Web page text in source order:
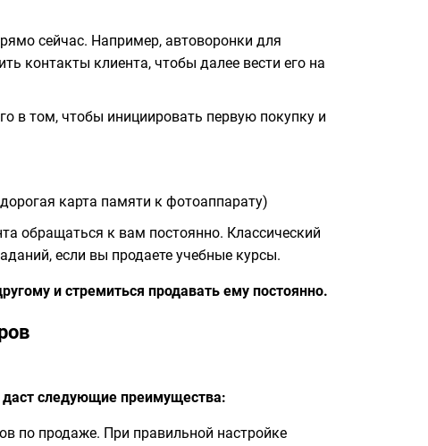
сейчас. Например, автоворонки для
контакты клиента, чтобы далее вести его на
в том, чтобы инициировать первую покупку и
карта памяти к фотоаппарату)
обращаться к вам постоянно. Классический
если вы продаете учебные курсы.
и стремиться продавать ему постоянно.
даст следующие преимущества:
по продаже. При правильной настройке